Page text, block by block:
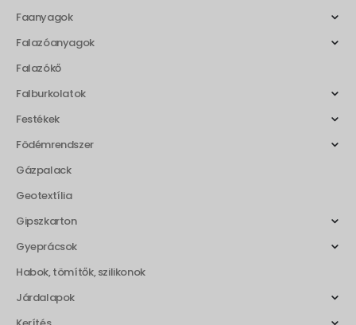
Faanyagok
Falazóanyagok
Falazókő
Falburkolatok
Festékek
Födémrendszer
Gázpalack
Geotextília
Gipszkarton
Gyeprácsok
Habok, tömítők, szilikonok
Járdalapok